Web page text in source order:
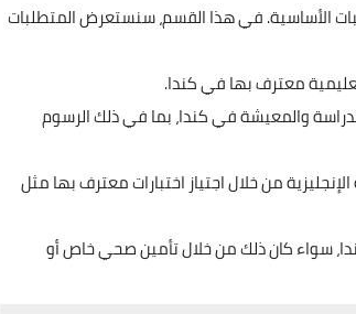
الأساسية. في هذا القسم، سنستعرض المتطلبات
معترف بها في كندا.
والمعيشة في كندا، بما في ذلك الرسوم
من خلال اجتياز اختبارات معترف بها مثل
سواء كان ذلك من خلال تأمين صحي خاص أو